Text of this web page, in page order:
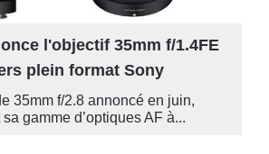
l'objectif 35mm f/1.4FE
plein format Sony
35mm f/2.8 annoncé en juin,
gamme d’optiques AF à...